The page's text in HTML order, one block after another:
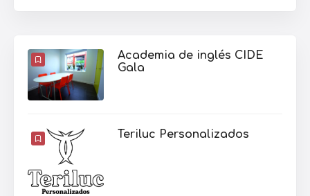
Academia de inglés CIDE
Gala
Teriluc Personalizados